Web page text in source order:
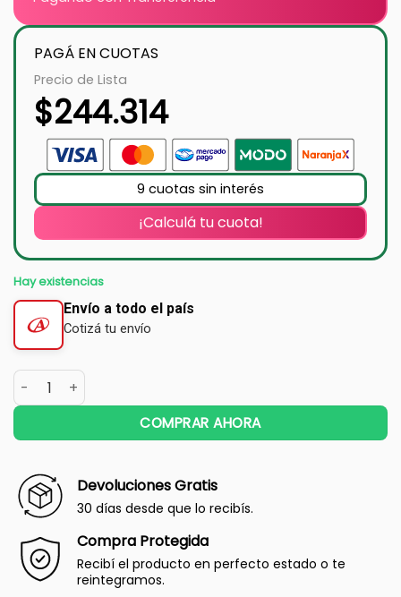
PAGÁ EN CUOTAS
Precio de Lista
$244.314
9 cuotas sin interés
¡Calculá tu cuota!
Hay existencias
Envío a todo el país
Cotizá tu envío
COMPRAR AHORA
Devoluciones Gratis
30 días desde que lo recibís.
Compra Protegida
Recibí el producto en perfecto estado o te
reintegramos.